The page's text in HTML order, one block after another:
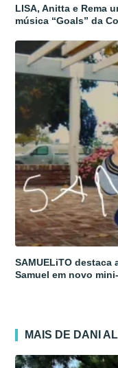
LISA, Anitta e Rema
música “Goals” da
SAMUELiTO
Samuel em novo
MAIS DE DANI